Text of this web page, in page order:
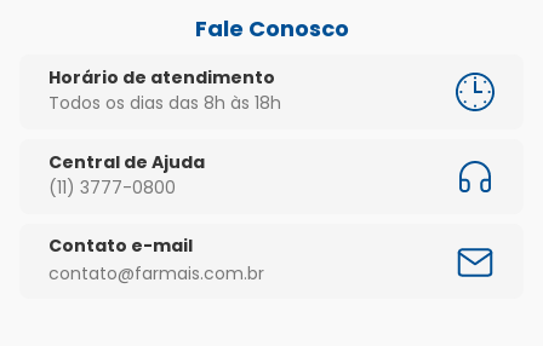
Fale Conosco
Horário de atendimento
Todos os dias das 8h às 18h
Central de Ajuda
(11) 3777-0800
Contato e-mail
contato@farmais.com.br